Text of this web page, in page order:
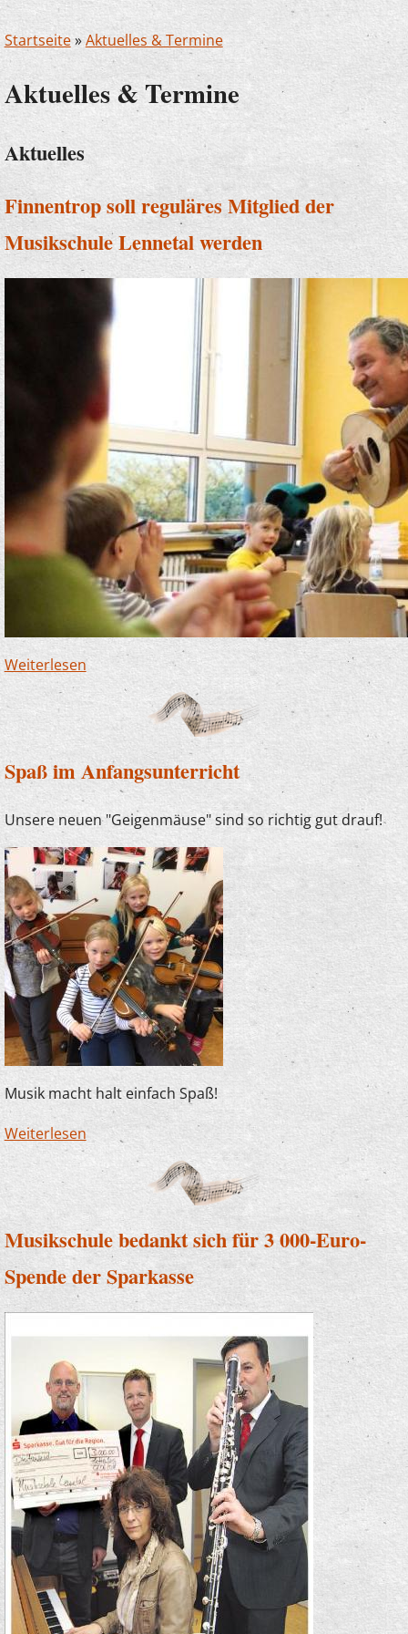
Startseite»Aktuelles & Termine
Aktuelles & Termine
Aktuelles
Finnentrop soll reguläres Mitglied der
Musikschule Lennetal werden
Weiterlesenüber Finnentrop soll reguläres Mitglied der
Musikschule Lennetal werden
Spaß im Anfangsunterricht
Unsere neuen "Geigenmäuse" sind so richtig gut drauf!
Musik macht halt einfach Spaß!
Weiterlesen über Spaß im Anfangsunterricht
Musikschule bedankt sich für 3 000-Euro-
Spende der Sparkasse